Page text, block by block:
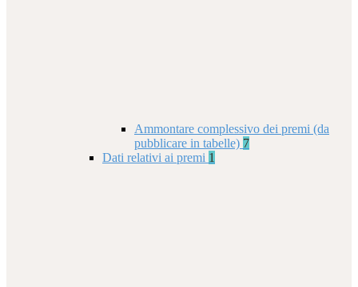
Ammontare complessivo dei premi (da
pubblicare in tabelle) 7
Dati relativi ai premi 1